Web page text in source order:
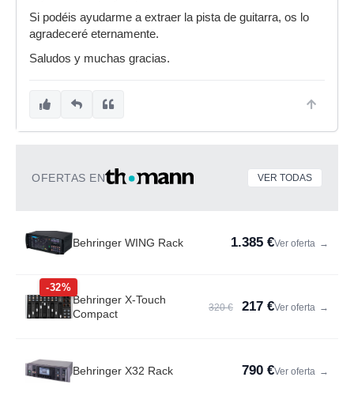
Si podéis ayudarme a extraer la pista de guitarra, os lo
agradeceré eternamente.
Saludos y muchas gracias.
OFERTAS EN VER TODAS
Behringer WING Rack 1.385 €Ver oferta →
-32%
Behringer X-Touch
Compact
320 € 217 €Ver oferta →
Behringer X32 Rack 790 €Ver oferta →